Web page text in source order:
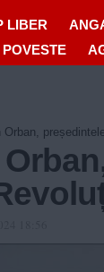
LIBER
Orban,